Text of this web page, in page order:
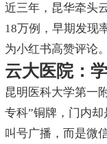
近三年，昆华牵头
18万例，早期发现
为小红书高赞评论。
云大医院：
昆明医科大学第一
专科”铜牌，门内
叫号广播，而是微